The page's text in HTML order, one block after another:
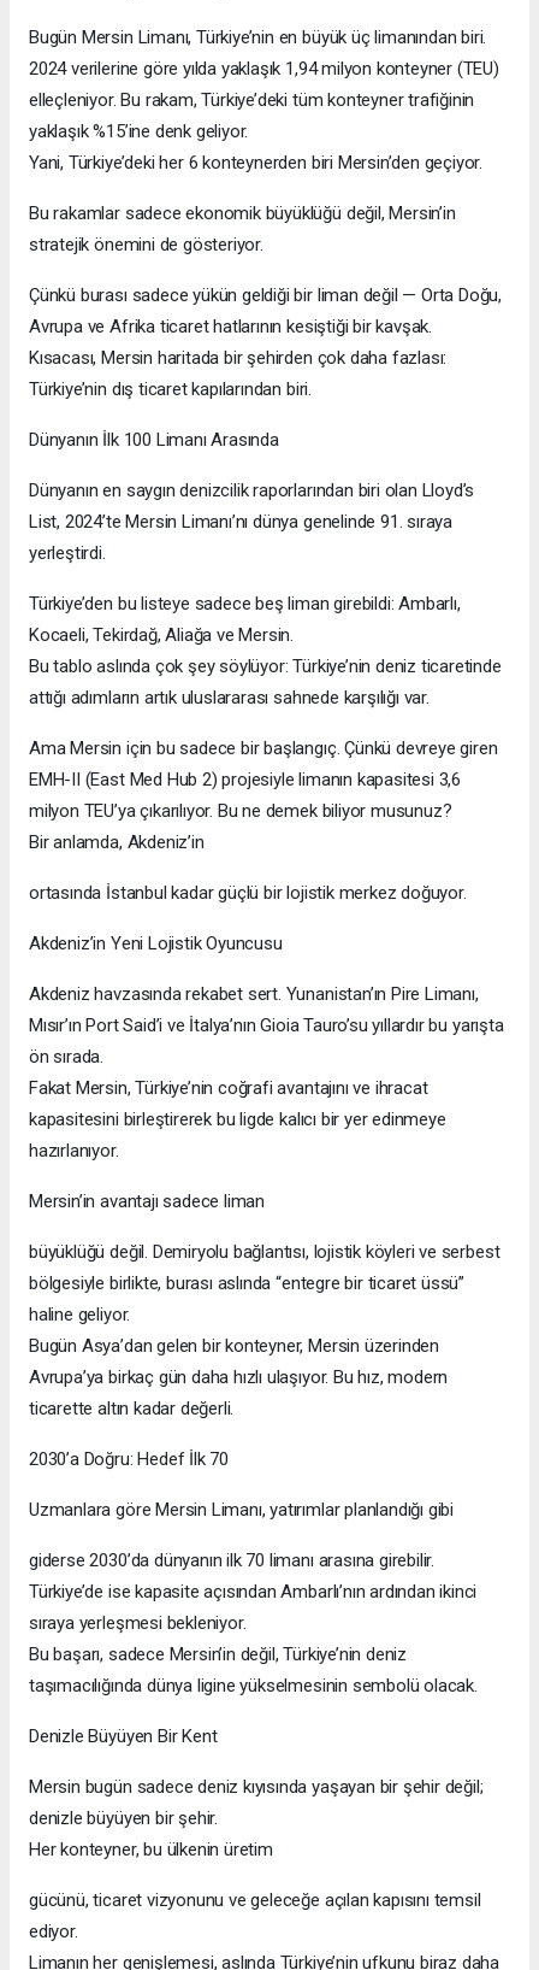
Bugün Mersin Limanı, Türkiye’nin en büyük üç limanından biri.
2024 verilerine göre yılda yaklaşık 1,94 milyon konteyner (TEU)
elleçleniyor. Bu rakam, Türkiye’deki tüm konteyner trafiğinin
yaklaşık %15’ine denk geliyor.
Yani, Türkiye’deki her 6 konteynerden biri Mersin’den geçiyor.
Bu rakamlar sadece ekonomik büyüklüğü değil, Mersin’in
stratejik önemini de gösteriyor.
Çünkü burası sadece yükün geldiği bir liman değil — Orta Doğu,
Avrupa ve Afrika ticaret hatlarının kesiştiği bir kavşak.
Kısacası, Mersin haritada bir şehirden çok daha fazlası:
Türkiye’nin dış ticaret kapılarından biri.
Dünyanın İlk 100 Limanı Arasında
Dünyanın en saygın denizcilik raporlarından biri olan Lloyd’s
List, 2024’te Mersin Limanı’nı dünya genelinde 91. sıraya
yerleştirdi.
Türkiye’den bu listeye sadece beş liman girebildi: Ambarlı,
Kocaeli, Tekirdağ, Aliağa ve Mersin.
Bu tablo aslında çok şey söylüyor: Türkiye’nin deniz ticaretinde
attığı adımların artık uluslararası sahnede karşılığı var.
Ama Mersin için bu sadece bir başlangıç. Çünkü devreye giren
EMH-II (East Med Hub 2) projesiyle limanın kapasitesi 3,6
milyon TEU’ya çıkarılıyor. Bu ne demek biliyor musunuz?
Bir anlamda, Akdeniz’in
ortasında İstanbul kadar güçlü bir lojistik merkez doğuyor.
Akdeniz’in Yeni Lojistik Oyuncusu
Akdeniz havzasında rekabet sert. Yunanistan’ın Pire Limanı,
Mısır’ın Port Said’i ve İtalya’nın Gioia Tauro’su yıllardır bu yarışta
ön sırada.
Fakat Mersin, Türkiye’nin coğrafi avantajını ve ihracat
kapasitesini birleştirerek bu ligde kalıcı bir yer edinmeye
hazırlanıyor.
Mersin’in avantajı sadece liman
büyüklüğü değil. Demiryolu bağlantısı, lojistik köyleri ve serbest
bölgesiyle birlikte, burası aslında “entegre bir ticaret üssü”
haline geliyor.
Bugün Asya’dan gelen bir konteyner, Mersin üzerinden
Avrupa’ya birkaç gün daha hızlı ulaşıyor. Bu hız, modern
ticarette altın kadar değerli.
2030’a Doğru: Hedef İlk 70
Uzmanlara göre Mersin Limanı, yatırımlar planlandığı gibi
giderse 2030’da dünyanın ilk 70 limanı arasına girebilir.
Türkiye’de ise kapasite açısından Ambarlı’nın ardından ikinci
sıraya yerleşmesi bekleniyor.
Bu başarı, sadece Mersin’in değil, Türkiye’nin deniz
taşımacılığında dünya ligine yükselmesinin sembolü olacak.
Denizle Büyüyen Bir Kent
Mersin bugün sadece deniz kıyısında yaşayan bir şehir değil;
denizle büyüyen bir şehir.
Her konteyner, bu ülkenin üretim
gücünü, ticaret vizyonunu ve geleceğe açılan kapısını temsil
ediyor.
Limanın her genişlemesi, aslında Türkiye’nin ufkunu biraz daha